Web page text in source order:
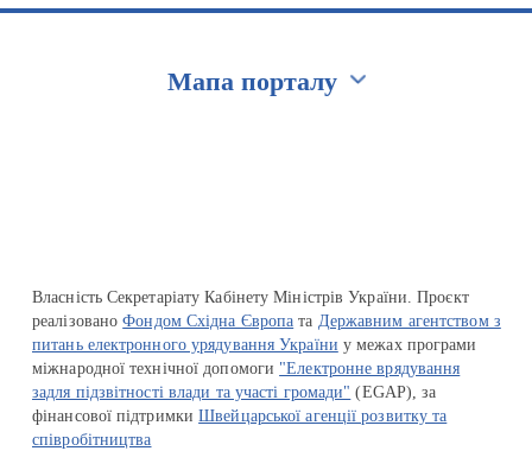
Мапа порталу
Власність Секретаріату Кабінету Міністрів України. Проєкт
реалізованоФондом Східна Європа та Державним агентством з
питань електронного урядування України у межах програми
міжнародної технічної допомоги "Електронне врядування
задля підзвітності влади та участі громади" (EGAP), за
фінансової підтримкиШвейцарської агенції розвитку та
співробітництва